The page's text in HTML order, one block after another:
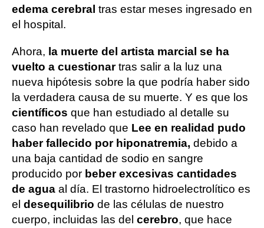
edema cerebral tras estar meses ingresado en
el hospital.
Ahora, la muerte del artista marcial se ha
vuelto a cuestionartras salir a la luz una
nueva hipótesis sobre la que podría haber sido
la verdadera causa de su muerte. Y es que los
científicos que han estudiado al detalle su
caso han revelado que Lee en realidad pudo
haber fallecido por hiponatremia, debido a
una baja cantidad de sodio en sangre
producido por beber excesivas cantidades
de agua al día. El trastorno hidroelectrolítico es
el desequilibrio de las células de nuestro
cuerpo, incluidas las del cerebro, que hace